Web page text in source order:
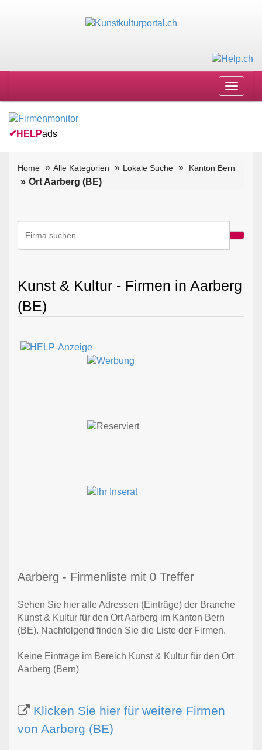
Toggle
✔ HELPads
Home Alle Kategorien Lokale Suche Kanton Bern
Ort Aarberg (BE)
Kunst & Kultur - Firmen in Aarberg
(BE)
Aarberg - Firmenliste mit 0 Treffer
Sehen Sie hier alle Adressen (Einträge) der Branche
Kunst & Kultur für den Ort Aarberg im Kanton Bern
(BE). Nachfolgend finden Sie die Liste der Firmen.
Keine Einträge im Bereich Kunst & Kultur für den Ort
Aarberg (Bern)
Klicken Sie hier für weitere Firmen
von Aarberg (BE)